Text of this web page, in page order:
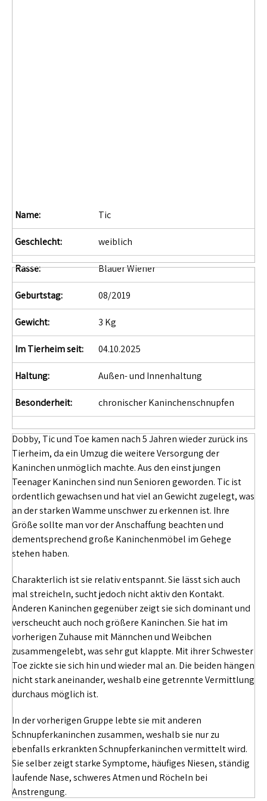
Name: Tic
Geschlecht: weiblich
Rasse: Blauer Wiener
Geburtstag: 08/2019
Gewicht: 3 Kg
Im Tierheim seit: 04.10.2025
Haltung: Außen- und Innenhaltung
Besonderheit: chronischer Kaninchenschnupfen
Dobby, Tic und Toe kamen nach 5 Jahren wieder zurück ins
Tierheim, da ein Umzug die weitere Versorgung der
Kaninchen unmöglich machte. Aus den einst jungen
Teenager Kaninchen sind nun Senioren geworden. Tic ist
ordentlich gewachsen und hat viel an Gewicht zugelegt, was
an der starken Wamme unschwer zu erkennen ist. Ihre
Größe sollte man vor der Anschaffung beachten und
dementsprechend große Kaninchenmöbel im Gehege
stehen haben.
Charakterlich ist sie relativ entspannt. Sie lässt sich auch
mal streicheln, sucht jedoch nicht aktiv den Kontakt.
Anderen Kaninchen gegenüber zeigt sie sich dominant und
verscheucht auch noch größere Kaninchen. Sie hat im
vorherigen Zuhause mit Männchen und Weibchen
zusammengelebt, was sehr gut klappte. Mit ihrer Schwester
Toe zickte sie sich hin und wieder mal an. Die beiden hängen
nicht stark aneinander, weshalb eine getrennte Vermittlung
durchaus möglich ist.
In der vorherigen Gruppe lebte sie mit anderen
Schnupferkaninchen zusammen, weshalb sie nur zu
ebenfalls erkrankten Schnupferkaninchen vermittelt wird.
Sie selber zeigt starke Symptome, häufiges Niesen, ständig
laufende Nase, schweres Atmen und Röcheln bei
Anstrengung.